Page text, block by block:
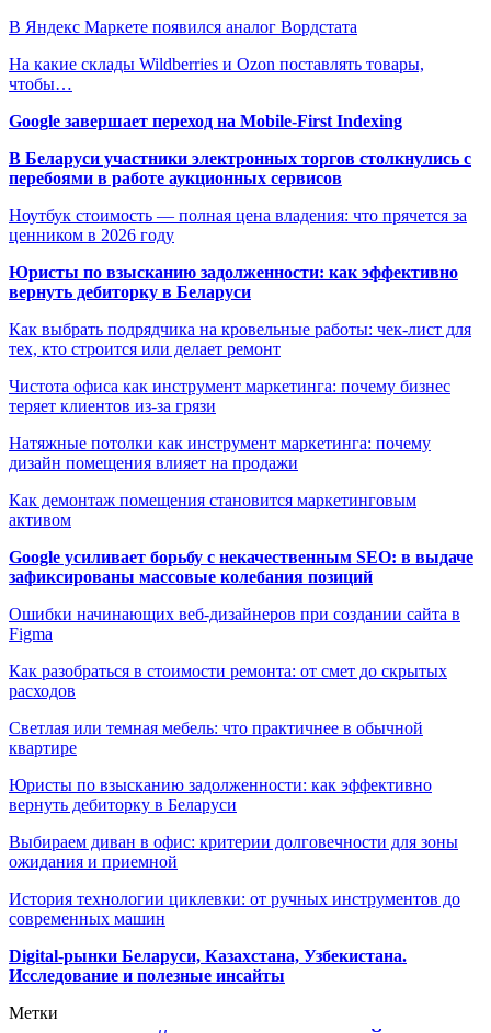
В Яндекс Маркете появился аналог Вордстата
На какие склады Wildberries и Ozon поставлять товары,
чтобы…
Google завершает переход на Mobile-First Indexing
В Беларуси участники электронных торгов столкнулись с
перебоями в работе аукционных сервисов
Ноутбук стоимость — полная цена владения: что прячется за
ценником в 2026 году
Юристы по взысканию задолженности: как эффективно
вернуть дебиторку в Беларуси
Как выбрать подрядчика на кровельные работы: чек-лист для
тех, кто строится или делает ремонт
Чистота офиса как инструмент маркетинга: почему бизнес
теряет клиентов из-за грязи
Натяжные потолки как инструмент маркетинга: почему
дизайн помещения влияет на продажи
Как демонтаж помещения становится маркетинговым
активом
Google усиливает борьбу с некачественным SEO: в выдаче
зафиксированы массовые колебания позиций
Ошибки начинающих веб-дизайнеров при создании сайта в
Figma
Как разобраться в стоимости ремонта: от смет до скрытых
расходов
Светлая или темная мебель: что практичнее в обычной
квартире
Юристы по взысканию задолженности: как эффективно
вернуть дебиторку в Беларуси
Выбираем диван в офис: критерии долговечности для зоны
ожидания и приемной
История технологии циклевки: от ручных инструментов до
современных машин
Digital-рынки Беларуси, Казахстана, Узбекистана.
Исследование и полезные инсайты
Метки